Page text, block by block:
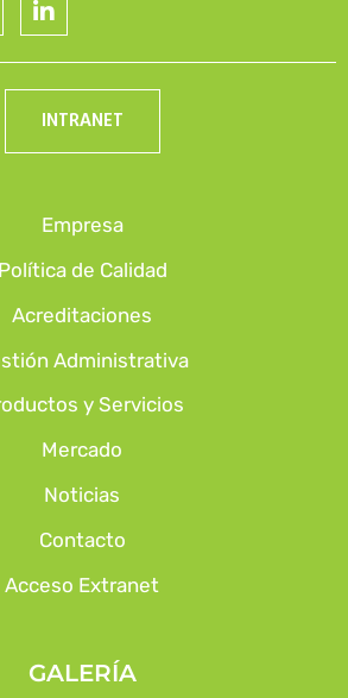
INTRANET
Empresa
Política de Calidad
Acreditaciones
Administrativa
y Servicios
Mercado
Noticias
Contacto
Acceso Extranet
GALERÍA